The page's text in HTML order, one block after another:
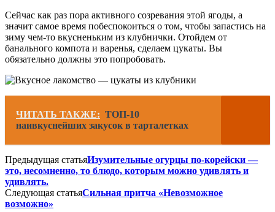
Сейчас как раз пора активного созревания этой ягоды, а
значит самое время побеспокоиться о том, чтобы запастись на
зиму чем-то вкусненьким из клубнички. Отойдем от
банального компота и варенья, сделаем цукаты. Вы
обязательно должны это попробовать.
ЧИТАТЬ ТАКЖЕ: ТОП-10
наивкуснейших закусок в тарталетках
Предыдущая статьяИзумительные огурцы по-корейски —
это, несомненно, то блюдо, которым можно удивлять и
удивлять.
Следующая статьяСильная притча «Невозможное
возможно»